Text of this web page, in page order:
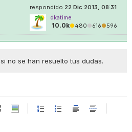
respondido 22 Dic 2013, 08:31
dkatime
10.0k●480●616●596
si no se han resuelto tus dudas.